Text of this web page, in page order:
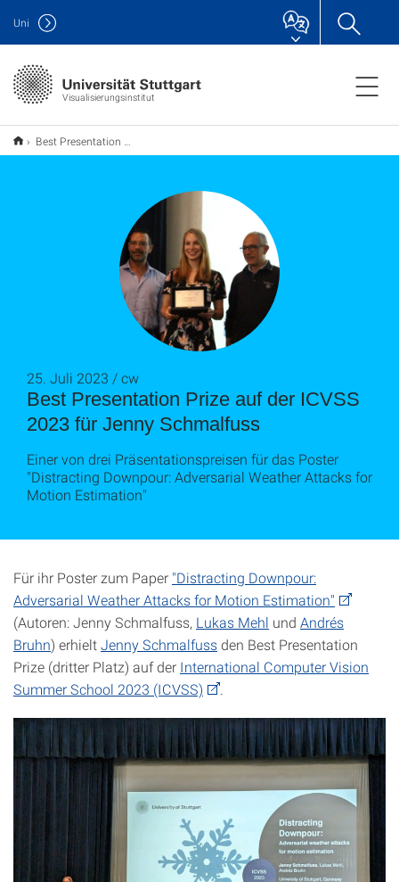
Visualisierungsinstitut
Uni
Best Presentation Prize auf der ICVSS 2023 für Jenny Schmalfuss
Best Presentation Prize auf der ICVSS
2023 für Jenny Schmalfuss
25. Juli 2023 / cw
Einer von drei Präsentationspreisen für das Poster
"Distracting Downpour: Adversarial Weather Attacks for
Motion Estimation"
Für ihr Poster zum Paper "Distracting Downpour:
Adversarial Weather Attacks for Motion Estimation"
(Autoren: Jenny Schmalfuss, Lukas Mehl und Andrés
Bruhn) erhieltJenny Schmalfussden Best Presentation
Prize (dritter Platz) auf der International Computer Vision
Summer School 2023 (ICVSS)